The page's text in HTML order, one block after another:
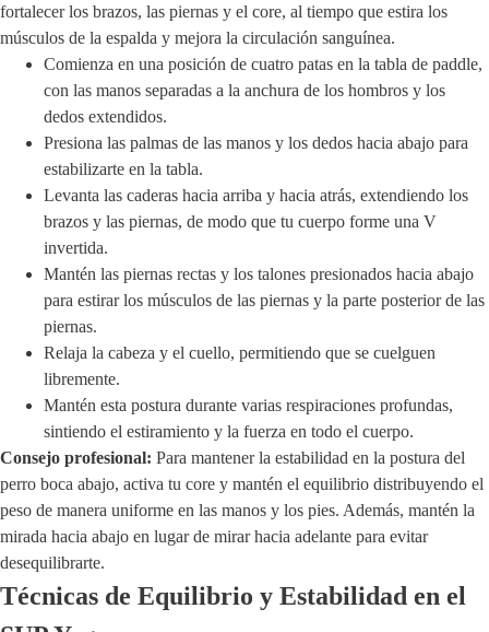
fortalecer los brazos, las piernas y el core, al tiempo que estira los
músculos de la espalda y mejora la circulación sanguínea.
Comienza en una posición de cuatro patas en la tabla de paddle,
con las manos separadas a la anchura de los hombros y los
dedos extendidos.
Presiona las palmas de las manos y los dedos hacia abajo para
estabilizarte en la tabla.
Levanta las caderas hacia arriba y hacia atrás, extendiendo los
brazos y las piernas, de modo que tu cuerpo forme una V
invertida.
Mantén las piernas rectas y los talones presionados hacia abajo
para estirar los músculos de las piernas y la parte posterior de las
piernas.
Relaja la cabeza y el cuello, permitiendo que se cuelguen
libremente.
Mantén esta postura durante varias respiraciones profundas,
sintiendo el estiramiento y la fuerza en todo el cuerpo.
Consejo profesional: Para mantener la estabilidad en la postura del
perro boca abajo, activa tu core y mantén el equilibrio distribuyendo el
peso de manera uniforme en las manos y los pies. Además, mantén la
mirada hacia abajo en lugar de mirar hacia adelante para evitar
desequilibrarte.
Técnicas de Equilibrio y Estabilidad en el